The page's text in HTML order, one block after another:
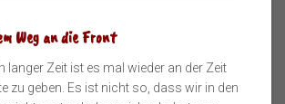
Weg an die Front
langer Zeit ist es mal wieder an der Zeit
zu geben. Es ist nicht so, dass wir in den